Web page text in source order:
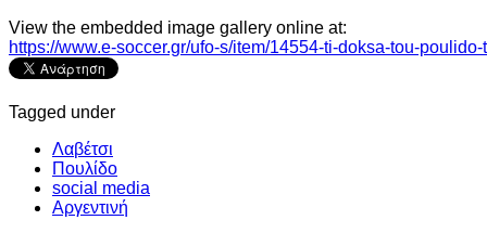
View the embedded image gallery online at:
https://www.e-soccer.gr/ufo-s/item/14554-ti-doksa-tou-
Tagged under
Λαβέτσι
Πουλίδο
social media
Αργεντινή